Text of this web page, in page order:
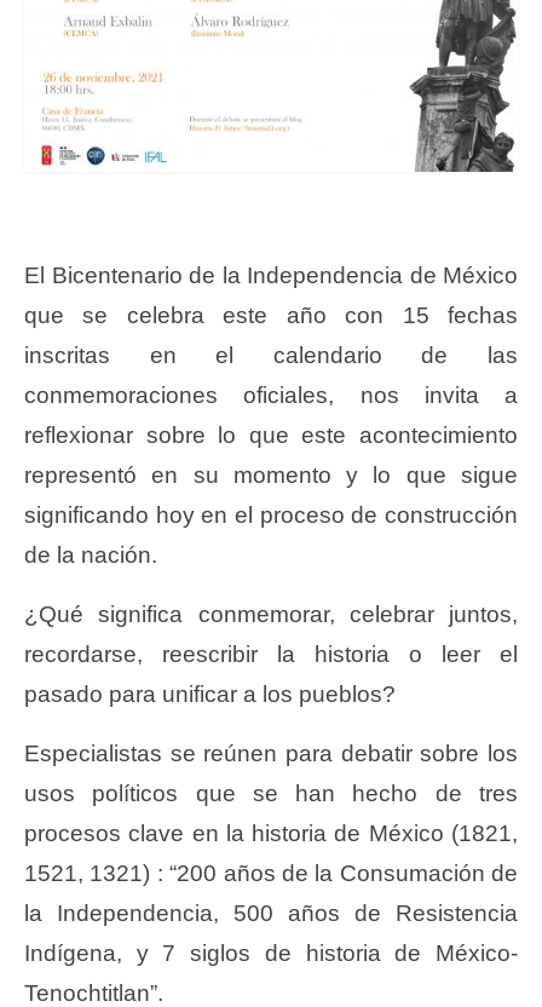
El Bicentenario de la Independencia de México
que se celebra este año con 15 fechas
inscritas en el calendario de las
conmemoraciones oficiales, nos invita a
reflexionar sobre lo que este acontecimiento
representó en su momento y lo que sigue
significando hoy en el proceso de construcción
de la nación.
¿Qué significa conmemorar, celebrar juntos,
recordarse, reescribir la historia o leer el
pasado para unificar a los pueblos?
Especialistas se reúnen para debatir sobre los
usos políticos que se han hecho de tres
procesos clave en la historia de México (1821,
1521, 1321) : “200 años de la Consumación de
la Independencia, 500 años de Resistencia
Indígena, y 7 siglos de historia de México-
Tenochtitlan”.